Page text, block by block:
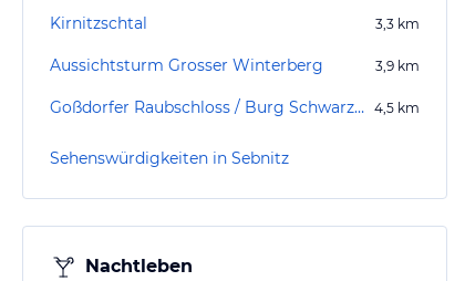
Kirnitzschtal 3,3 km
Aussichtsturm Grosser Winterberg 3,9 km
Goßdorfer Raubschloss / Burg Schwarzenbach 4,5 km
Sehenswürdigkeiten in Sebnitz
Nachtleben